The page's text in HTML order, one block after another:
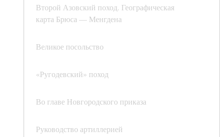
Второй Азовский поход. Географическая
карта Брюса — Менгдена
Великое посольство
«Ругодевский» поход
Во главе Новгородского приказа
Руководство артиллерией